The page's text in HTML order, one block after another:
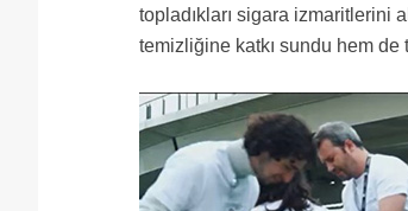
topladıkları sigara izmaritlerini
temizliğine katkı sundu hem de